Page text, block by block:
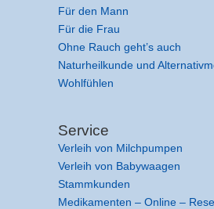
Für den Mann
Für die Frau
Ohne Rauch geht’s auch
Naturheilkunde und
Wohlfühlen
Service
Verleih von Milchpumpen
Verleih von Babywaagen
Stammkunden
Medikamenten – Online –